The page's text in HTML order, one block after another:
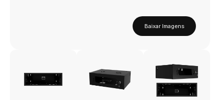
Baixar Imagens